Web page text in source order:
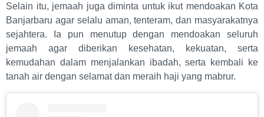
Selain itu, jemaah juga diminta untuk ikut mendoakan Kota
Banjarbaru agar selalu aman, tenteram, dan masyarakatnya
sejahtera. Ia pun menutup dengan mendoakan seluruh
jemaah agar diberikan kesehatan, kekuatan, serta
kemudahan dalam menjalankan ibadah, serta kembali ke
tanah air dengan selamat dan meraih haji yang mabrur.